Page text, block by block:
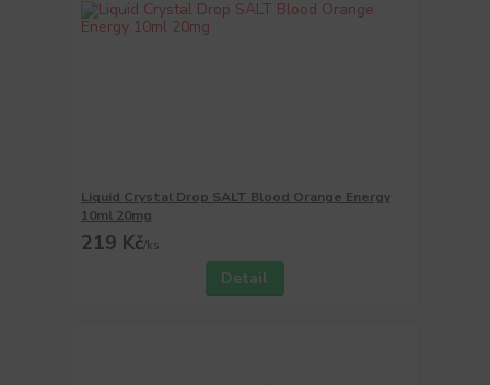
Liquid Crystal Drop SALT Blood Orange Energy
10ml 20mg
219 Kč/ks
Detail